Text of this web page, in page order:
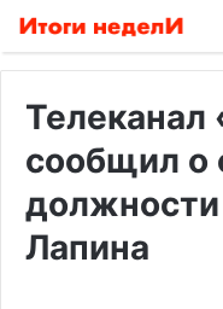
Телеканал
сообщил о
должности
Лапина